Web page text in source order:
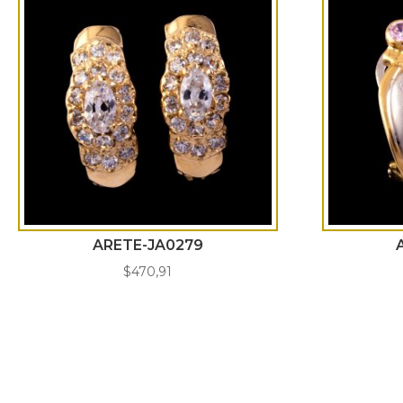
ARETE-JA0279
$470,91